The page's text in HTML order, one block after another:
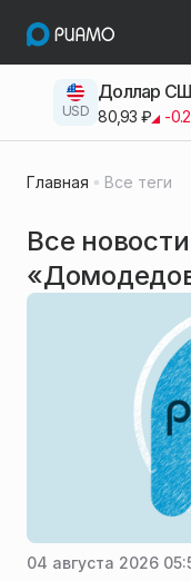
USD
Доллар
80,93 ₽ -
Главная Все теги
Все
04 августа 2026